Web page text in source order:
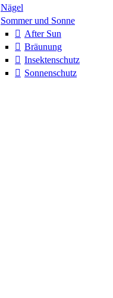
Nägel
Sommer und Sonne
After Sun
Bräunung
Insektenschutz
Sonnenschutz